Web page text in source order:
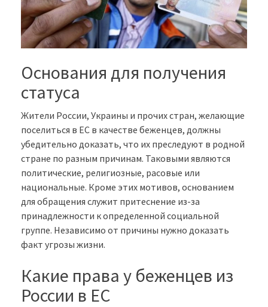
Основания для получения
статуса
Жители России, Украины и прочих стран, желающие
поселиться в ЕС в качестве беженцев, должны
убедительно доказать, что их преследуют в родной
стране по разным причинам. Таковыми являются
политические, религиозные, расовые или
национальные. Кроме этих мотивов, основанием
для обращения служит притеснение из-за
принадлежности к определенной социальной
группе. Независимо от причины нужно доказать
факт угрозы жизни.
Какие права у беженцев из
России в ЕС